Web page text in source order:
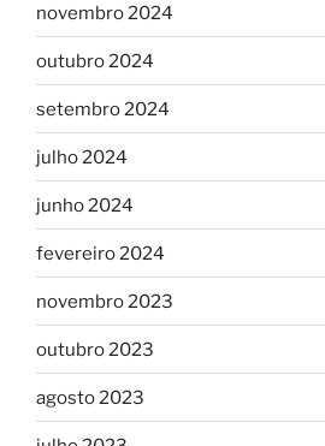
novembro 2024
outubro 2024
setembro 2024
julho 2024
junho 2024
fevereiro 2024
novembro 2023
outubro 2023
agosto 2023